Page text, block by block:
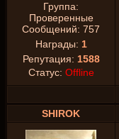
Группа:
Проверенные
Сообщений: 757
Награды: 1
Репутация: 1588
Статус: Offline
SHIROK